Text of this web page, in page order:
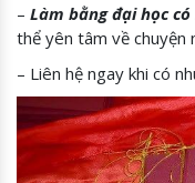
– Làm bằng đại học
thể yên tâm về chuyện
– Liên hệ ngay khi có